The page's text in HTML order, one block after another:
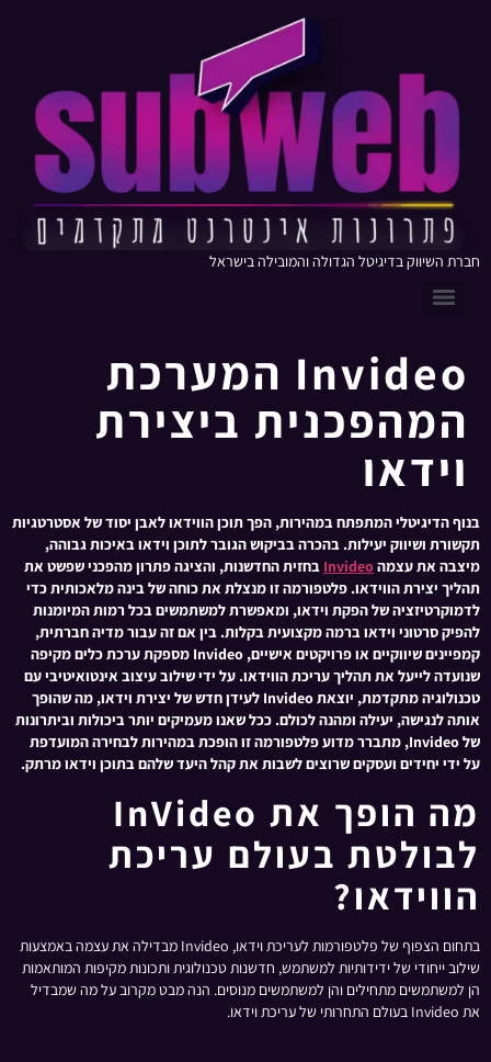
חברת השיווק בדיגיטל הגדולה והמובילה בישראל
Invideo המערכת
המהפכנית ביצירת
וידאו
בנוף הדיגיטלי המתפתח במהירות, הפך תוכן הווידאו לאבן יסוד של אסטרטגיות
תקשורת ושיווק יעילות. בהכרה בביקוש הגובר לתוכן וידאו באיכות גבוהה,
מיצבה את עצמהInvideo בחזית החדשנות, והציגה פתרון מהפכני שפשט את
תהליך יצירת הווידאו. פלטפורמה זו מנצלת את כוחה של בינה מלאכותית כדי
לדמוקרטיזציה של הפקת וידאו, ומאפשרת למשתמשים בכל רמות המיומנות
להפיק סרטוני וידאו ברמה מקצועית בקלות. בין אם זה עבור מדיה חברתית,
קמפיינים שיווקיים או פרויקטים אישיים, Invideo מספקת ערכת כלים מקיפה
שנועדה לייעל את תהליך עריכת הווידאו. על ידי שילוב עיצוב אינטואיטיבי עם
טכנולוגיה מתקדמת, יוצאת Invideo לעידן חדש של יצירת וידאו, מה שהופך
אותה לנגישה, יעילה ומהנה לכולם. ככל שאנו מעמיקים יותר ביכולות וביתרונות
של Invideo, מתברר מדוע פלטפורמה זו הופכת במהירות לבחירה המועדפת
על ידי יחידים ועסקים שרוצים לשבות את קהל היעד שלהם בתוכן וידאו מרתק.
מה הופך את InVideo
לבולטת בעולם עריכת
הווידאו?
בתחום הצפוף של פלטפורמות לעריכת וידאו, Invideo מבדילה את עצמה באמצעות
שילוב ייחודי של ידידותיות למשתמש, חדשנות טכנולוגית ותכונות מקיפות המותאמות
הן למשתמשים מתחילים והן למשתמשים מנוסים. הנה מבט מקרוב על מה שמבדיל
את Invideo בעולם התחרותי של עריכת וידאו.